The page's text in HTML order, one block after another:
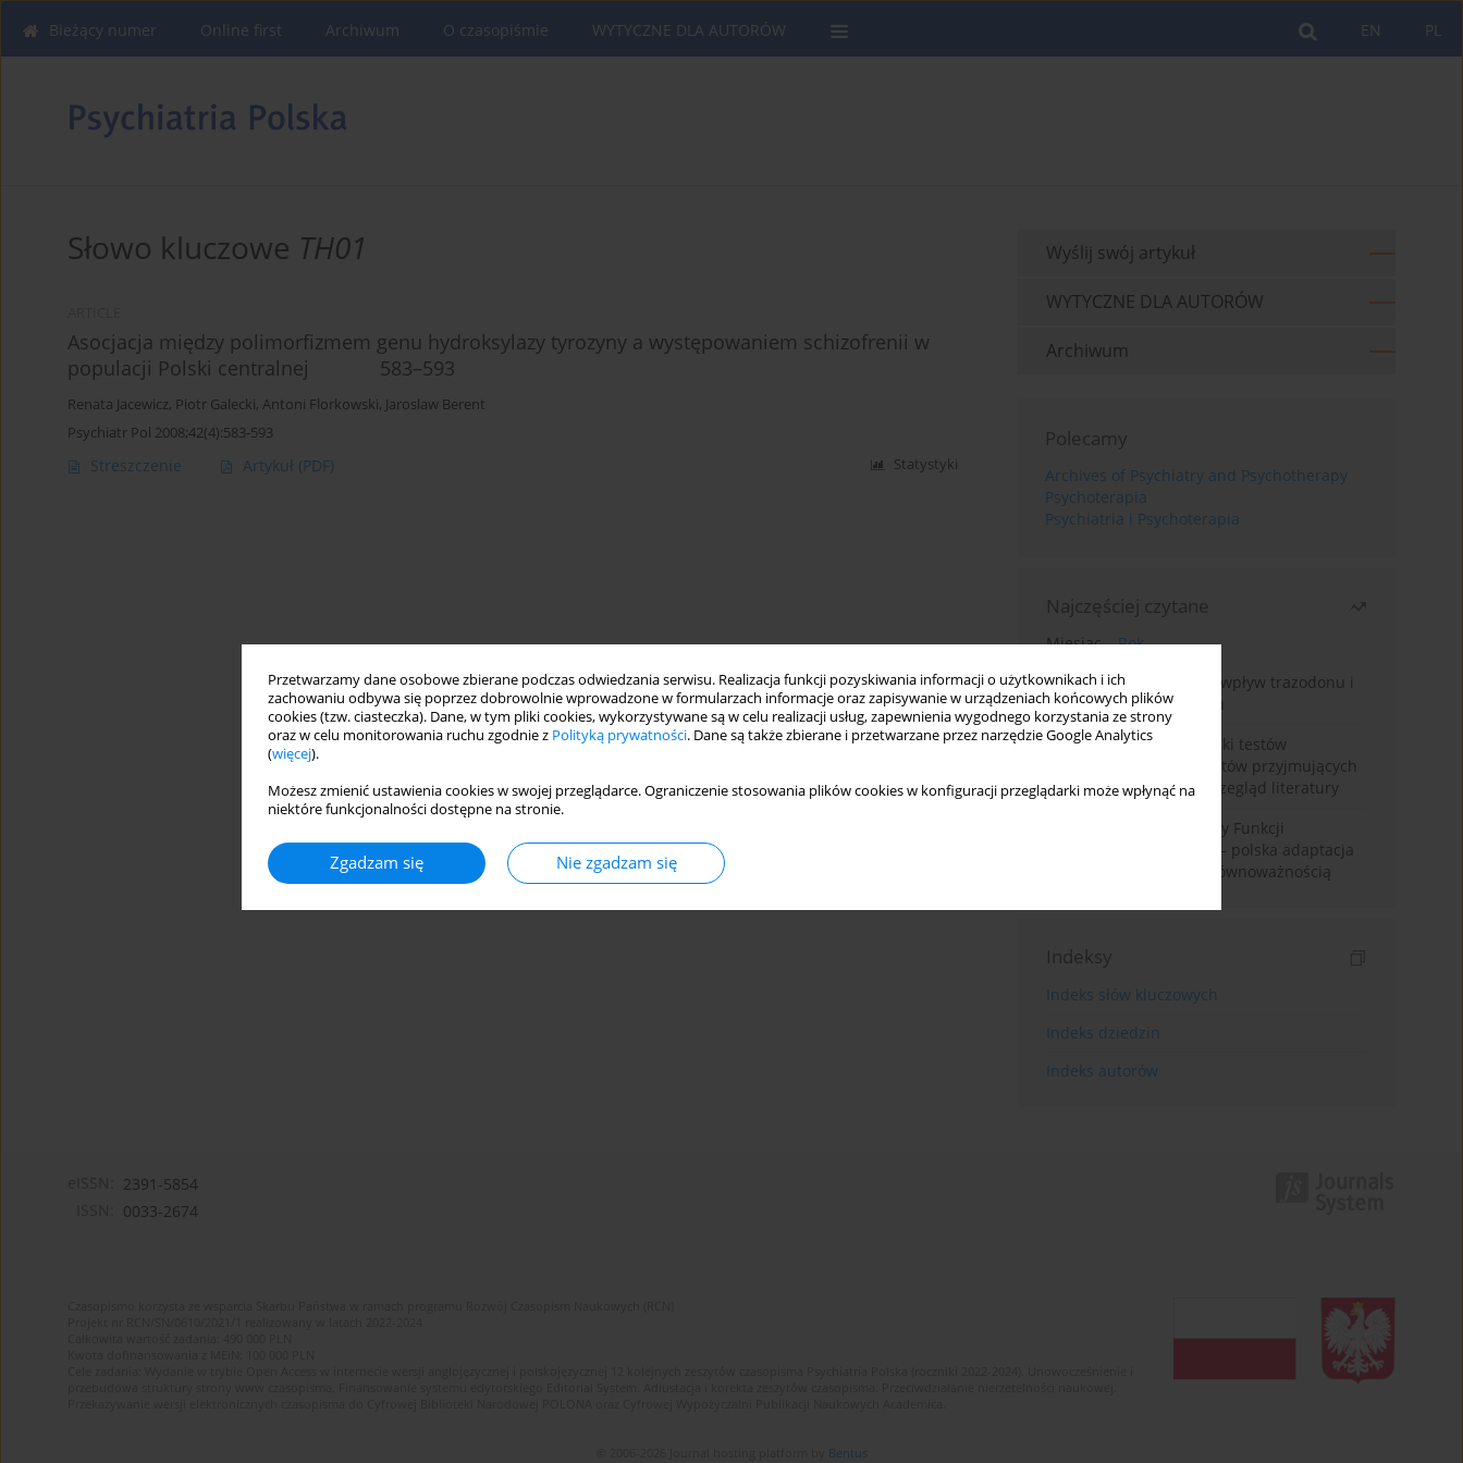
Przetwarzamy dane osobowe zbierane podczas odwiedzania serwisu. Realizacja funkcji pozyskiwania informacji o użytkownikach i ich
zachowaniu odbywa się poprzez dobrowolnie wprowadzone w formularzach informacje oraz zapisywanie w urządzeniach końcowych plików
cookies (tzw. ciasteczka). Dane, w tym pliki cookies, wykorzystywane są w celu realizacji usług, zapewnienia wygodnego korzystania ze strony
oraz w celu monitorowania ruchu zgodnie z Polityką prywatności. Dane są także zbierane i przetwarzane przez narzędzie Google Analytics
(więcej).
Możesz zmienić ustawienia cookies w swojej przeglądarce. Ograniczenie stosowania plików cookies w konfiguracji przeglądarki może wpłynąć na
niektóre funkcjonalności dostępne na stronie.
Zgadzam się Nie zgadzam się
PL
EN
Bieżący numer Online first Archiwum O czasopiśmie WYTYCZNE DLA AUTORÓW
Słowo kluczowe TH01
Asocjacja między polimorfizmem genu hydroksylazy tyrozyny a występowaniem schizofrenii w
populacji Polski centralnej 583–593
Renata Jacewicz, Piotr Galecki, Antoni Florkowski, Jaroslaw Berent
Psychiatr Pol 2008;42(4):583-593
Streszczenie Artykuł (PDF) Statystyki
Wyślij swój artykuł
WYTYCZNE DLA AUTORÓW
Archiwum
Polecamy
Archives of Psychiatry and Psychotherapy
Psychoterapia
Psychiatria i Psychoterapia
Najczęściej czytane
Miesiąc
Rok
Leczenie bezsenności – wpływ trazodonu i
leków nasennych na sen
Fałszywie dodatnie wyniki testów
narkotykowych u pacjentów przyjmujących
leki psychotropowe – przegląd literatury
Montrealska Skala Oceny Funkcji
Poznawczych MoCA 7.2.– polska adaptacja
metody i badania nad równoważnością
Indeksy
Indeks słów kluczowych
Indeks dziedzin
Indeks autorów
2391-5854
0033-2674
Bentus